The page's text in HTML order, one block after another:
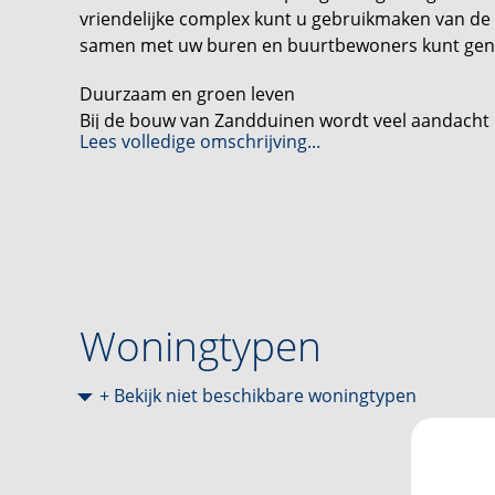
vriendelijke complex kunt u gebruikmaken van
samen met uw buren en buurtbewoners kunt
Duurzaam en groen leven
Bij de bouw van Zandduinen wordt veel
bestaande laanbomen in de omgeving blijven
Westermarkt met supermarkten, drogisterijen,
directe busverbinding naar het centrum van
Interesse?
Maak van Zandduinen uw nieuwe thuis en
zorgzame en groene omgeving. Neem contact
Lees volledige omschrijving...
Woningtypen
+ Bekijk niet beschikbare woningtypen